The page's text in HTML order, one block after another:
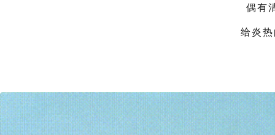
偶有
给炎